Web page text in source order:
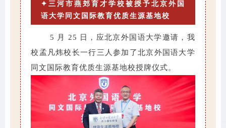
✦三河市燕郊育才学校被授予北京外国
语大学同文国际教育优质生源基地校
5 月 25 日，应北京外国语大学邀请，我
校孟凡炜校长一行三人参加了北京外国语大学
同文国际教育优质生源基地校授牌仪式。